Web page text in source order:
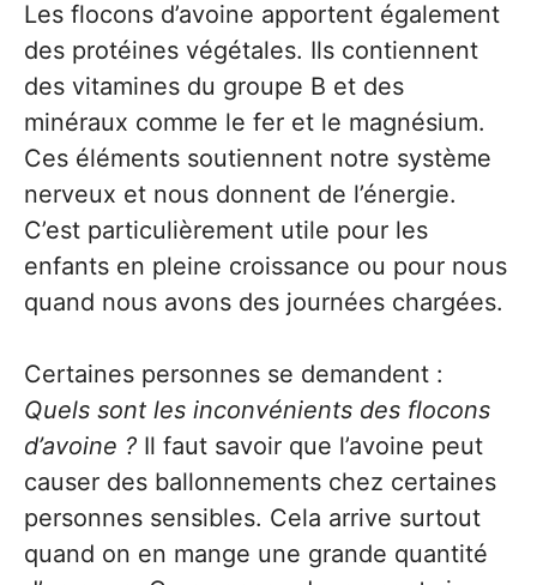
Les flocons d’avoine apportent également
des protéines végétales. Ils contiennent
des vitamines du groupe B et des
minéraux comme le fer et le magnésium.
Ces éléments soutiennent notre système
nerveux et nous donnent de l’énergie.
C’est particulièrement utile pour les
enfants en pleine croissance ou pour nous
quand nous avons des journées chargées.
Certaines personnes se demandent :
Quels sont les inconvénients des flocons
d’avoine ? Il faut savoir que l’avoine peut
causer des ballonnements chez certaines
personnes sensibles. Cela arrive surtout
quand on en mange une grande quantité